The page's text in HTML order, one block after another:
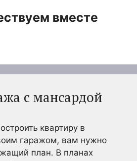
вместе
с мансардой
квартиру в
гаражом, вам нужно
план. В планах